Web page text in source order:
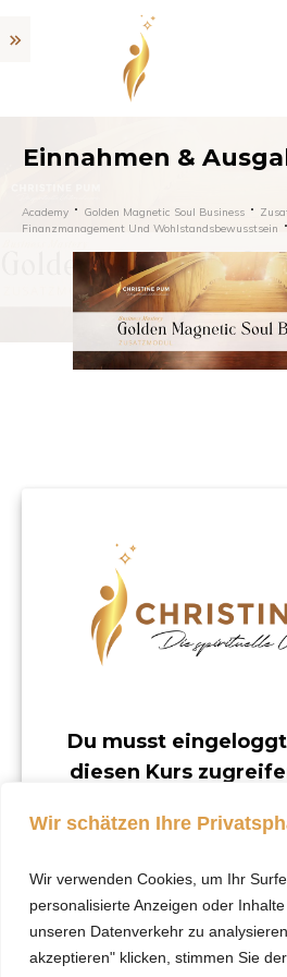
Wir schätzen Ihre
Wir verwenden Cookies, um Ihr
personalisierte Anzeigen oder
unseren Datenverkehr zu
akzeptieren" klicken, stimmen Sie
Einnahmen &
Academy Golden Magnetic Soul Business
Finanzmanagement Und Wohlstandsbewusstsein
Du musst
diesen Kurs
verfügbar.
Klicke hier,